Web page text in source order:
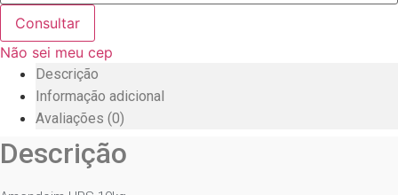
Consultar
Não sei meu cep
Descrição
Informação adicional
Avaliações (0)
Descrição